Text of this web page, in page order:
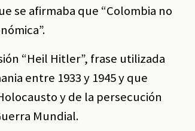
se afirmaba que “Colombia no
“Heil Hitler”, frase utilizada
entre 1933 y 1945 y que
y de la persecución
Mundial.